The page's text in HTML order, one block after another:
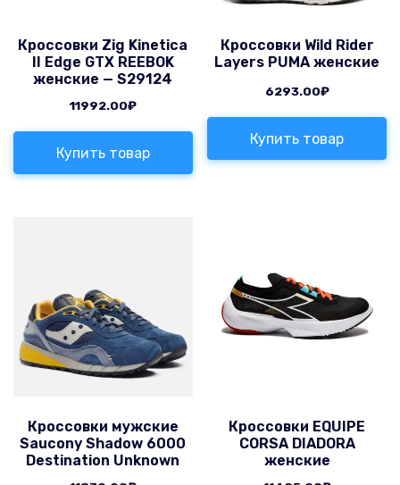
Кроссовки Zig Kinetica
II Edge GTX REEBOK
женские — S29124
11992.00₽
Купить товар
Кроссовки Wild Rider
Layers PUMA женские
6293.00₽
Купить товар
Кроссовки мужские
Saucony Shadow 6000
Destination Unknown
Кроссовки EQUIPE
CORSA DIADORA
женские